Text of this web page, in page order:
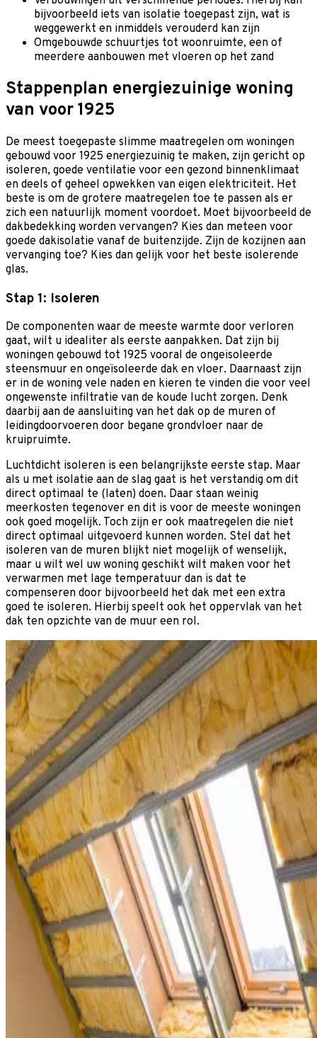
bijvoorbeeld iets van isolatie toegepast zijn, wat is
weggewerkt en inmiddels verouderd kan zijn
Omgebouwde schuurtjes tot woonruimte, een of
meerdere aanbouwen met vloeren op het zand
Stappenplan energiezuinige woning
van voor 1925
De meest toegepaste slimme maatregelen om woningen
gebouwd voor 1925 energiezuinig te maken, zijn gericht op
isoleren, goede ventilatie voor een gezond binnenklimaat
en deels of geheel opwekken van eigen elektriciteit. Het
beste is om de grotere maatregelen toe te passen als er
zich een natuurlijk moment voordoet. Moet bijvoorbeeld de
dakbedekking worden vervangen? Kies dan meteen voor
goede dakisolatie vanaf de buitenzijde. Zijn de kozijnen aan
vervanging toe? Kies dan gelijk voor het beste isolerende
glas.
Stap 1: Isoleren
De componenten waar de meeste warmte door verloren
gaat, wilt u idealiter als eerste aanpakken. Dat zijn bij
woningen gebouwd tot 1925 vooral de ongeisoleerde
steensmuur en ongeïsoleerde dak en vloer. Daarnaast zijn
er in de woning vele naden en kieren te vinden die voor veel
ongewenste infiltratie van de koude lucht zorgen. Denk
daarbij aan de aansluiting van het dak op de muren of
leidingdoorvoeren door begane grondvloer naar de
kruipruimte.
Luchtdicht isoleren is een belangrijkste eerste stap. Maar
als u met isolatie aan de slag gaat is het verstandig om dit
direct optimaal te (laten) doen. Daar staan weinig
meerkosten tegenover en dit is voor de meeste woningen
ook goed mogelijk. Toch zijn er ook maatregelen die niet
direct optimaal uitgevoerd kunnen worden. Stel dat het
isoleren van de muren blijkt niet mogelijk of wenselijk,
maar u wilt wel uw woning geschikt wilt maken voor het
verwarmen met lage temperatuur dan is dat te
compenseren door bijvoorbeeld het dak met een extra
goed te isoleren. Hierbij speelt ook het oppervlak van het
dak ten opzichte van de muur een rol.